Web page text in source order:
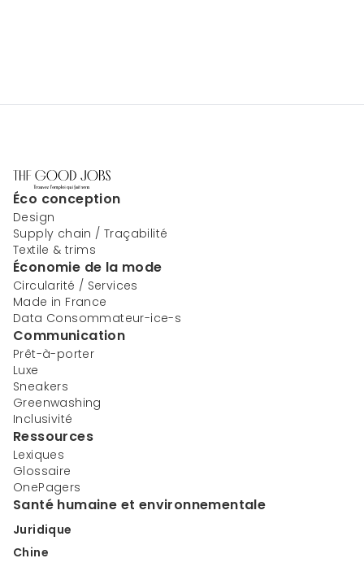
Éco conception
Design
Supply chain / Traçabilité
Textile & trims
Économie de la mode
Circularité / Services
Made in France
Data Consommateur-ice-s
Communication
Prêt-à-porter
Luxe
Sneakers
Greenwashing
Inclusivité
Ressources
Lexiques
Glossaire
OnePagers
Santé humaine et environnementale
Juridique
Chine